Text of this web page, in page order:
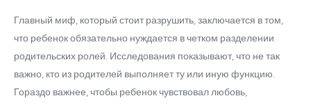
Главный миф, который стоит разрушить, заключается в том,
что ребенок обязательно нуждается в четком разделении
родительских ролей. Исследования показывают, что не так
важно, кто из родителей выполняет ту или иную функцию.
Гораздо важнее, чтобы ребенок чувствовал любовь,